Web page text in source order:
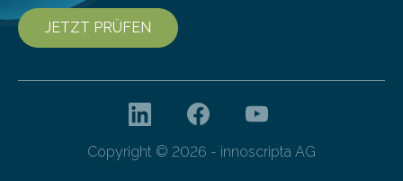
JETZT PRÜFEN
Copyright © 2026 - innoscripta AG